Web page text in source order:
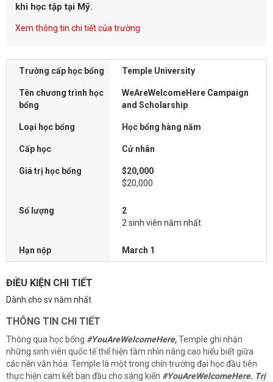
khi học tập tại Mỹ.
Xem thông tin chi tiết của trường
Trường cấp học bổng Temple University
Tên chương trình học
bổng
WeAreWelcomeHere Campaign
and Scholarship
Loại học bổng Học bổng hàng năm
Cấp học Cử nhân
Giá trị học bổng
$20,000
$20,000
Số lượng
2
2 sinh viên năm nhất
Hạn nộp March 1
ĐIỀU KIỆN CHI TIẾT
Dành cho sv năm nhất
THÔNG TIN CHI TIẾT
Thông qua học bổng #YouAreWelcomeHere,Temple ghi nhận
những sinh viên quốc tế thể hiện tầm nhìn nâng cao hiểu biết giữa
các nền văn hóa. Temple là một trong chín trường đại học đầu tiên
thực hiện cam kết ban đầu cho sáng kiến #YouAreWelcomeHere. Trị